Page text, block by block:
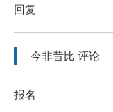
回复
今非昔比 评论
报名